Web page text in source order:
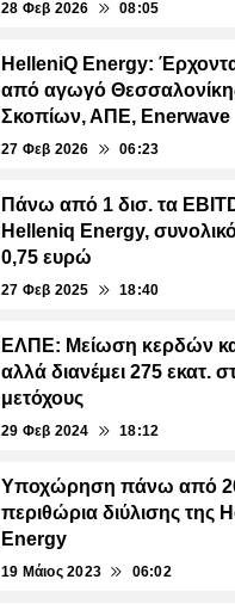
28 Φεβ 2026 08:05
HelleniQ Energy:
από αγωγό
Σκοπίων, ΑΠΕ, Enerwave
27 Φεβ 2026 06:23
Πάνω από 1 δισ. τα
Helleniq Energy,
0,75 ευρώ
27 Φεβ 2025 18:40
ΕΛΠΕ: Μείωση κερδών
αλλά διανέμει 275 εκατ.
μετόχους
29 Φεβ 2024 18:12
Υποχώρηση πάνω από
περιθώρια διύλισης της
Energy
19 Μάιος 2023 06:02